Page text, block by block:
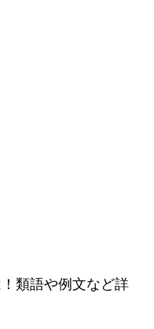
類語や例文など詳